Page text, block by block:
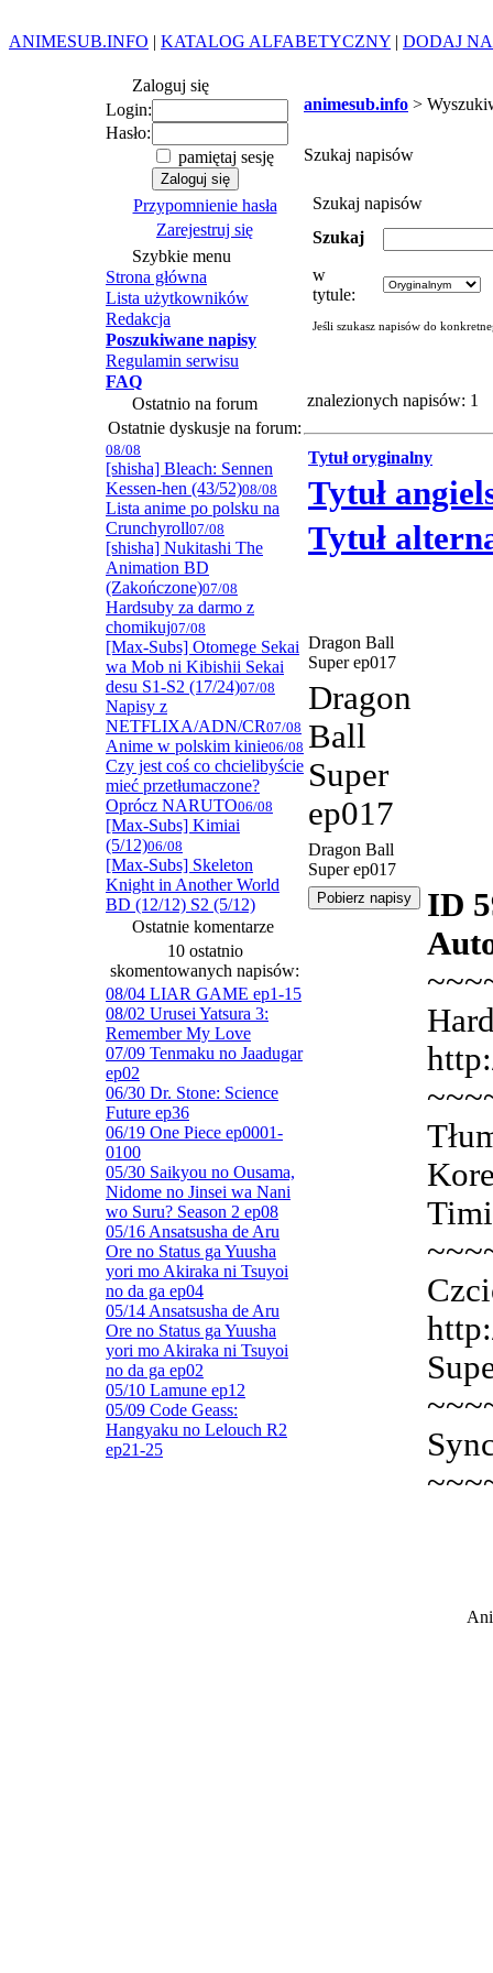
ANIMESUB.INFO | KATALOG ALFABETYCZNY | DODAJ
Zaloguj się
Login:
Hasło:
pamiętaj sesję
Przypomnienie hasła
Zarejestruj się
Szybkie menu
Strona główna
Lista użytkowników
Redakcja
Poszukiwane napisy
Regulamin serwisu
FAQ
Ostatnio na forum
Ostatnie dyskusje na forum:
08/08
[shisha] Bleach: Sennen
Kessen-hen (43/52)08/08
Lista anime po polsku na
Crunchyroll07/08
[shisha] Nukitashi The
Animation BD
(Zakończone)07/08
Hardsuby za darmo z
chomikuj07/08
[Max-Subs] Otomege Sekai
wa Mob ni Kibishii Sekai
desu S1-S2 (17/24)07/08
Napisy z
NETFLIXA/ADN/CR07/08
Anime w polskim kinie06/08
Czy jest coś co chcielibyście
mieć przetłumaczone?
Oprócz NARUTO06/08
[Max-Subs] Kimiai
(5/12)06/08
[Max-Subs] Skeleton
Knight in Another World
BD (12/12) S2 (5/12)
Ostatnie komentarze
10 ostatnio
skomentowanych napisów:
08/04 LIAR GAME ep1-15
08/02 Urusei Yatsura 3:
Remember My Love
07/09 Tenmaku no Jaadugar
ep02
06/30 Dr. Stone: Science
Future ep36
06/19 One Piece ep0001-
0100
05/30 Saikyou no Ousama,
Nidome no Jinsei wa Nani
wo Suru? Season 2 ep08
05/16 Ansatsusha de Aru
Ore no Status ga Yuusha
yori mo Akiraka ni Tsuyoi
no da ga ep04
05/14 Ansatsusha de Aru
Ore no Status ga Yuusha
yori mo Akiraka ni Tsuyoi
no da ga ep02
05/10 Lamune ep12
05/09 Code Geass:
Hangyaku no Lelouch R2
ep21-25
animesub.info >
Szukaj napisów
Szukaj napisów
Szukaj
w
tytule:
Jeśli szukasz napisów do
znalezionych napisów: 1
Tytuł oryginalny
Tytuł
Tytuł
Dragon Ball
Super ep017
Dragon
Ball
Super
ep017
Dragon Ball
Super ep017
ID